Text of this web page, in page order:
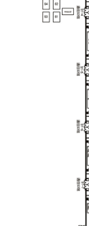
繁體中文